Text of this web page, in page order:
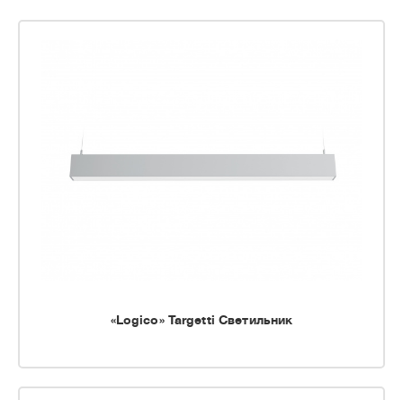
«Logico» Targetti Светильник